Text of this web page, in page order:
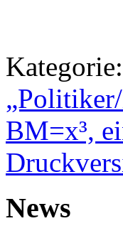
Kategorie:
BM=x³,
News